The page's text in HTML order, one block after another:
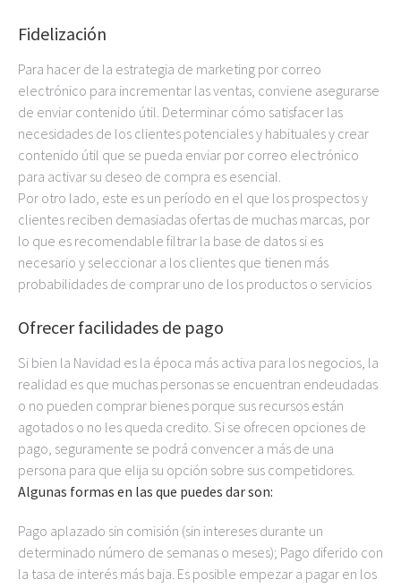
Fidelización
Para hacer de la estrategia de marketing por correo
electrónico para incrementar las ventas, conviene asegurarse
de enviar contenido útil. Determinar cómo satisfacer las
necesidades de los clientes potenciales y habituales y crear
contenido útil que se pueda enviar por correo electrónico
para activar su deseo de compra es esencial.
Por otro lado, este es un período en el que los prospectos y
clientes reciben demasiadas ofertas de muchas marcas, por
lo que es recomendable filtrar la base de datos si es
necesario y seleccionar a los clientes que tienen más
probabilidades de comprar uno de los productos o servicios
Ofrecer facilidades de pago
Si bien la Navidad es la época más activa para los negocios, la
realidad es que muchas personas se encuentran endeudadas
o no pueden comprar bienes porque sus recursos están
agotados o no les queda credito. Si se ofrecen opciones de
pago, seguramente se podrá convencer a más de una
persona para que elija su opción sobre sus competidores.
Algunas formas en las que puedes dar son:
Pago aplazado sin comisión (sin intereses durante un
determinado número de semanas o meses); Pago diferido con
la tasa de interés más baja. Es posible empezar a pagar en los